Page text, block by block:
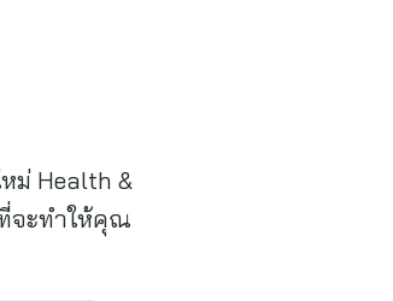
ม่ Health &
จะทำให้คุณ